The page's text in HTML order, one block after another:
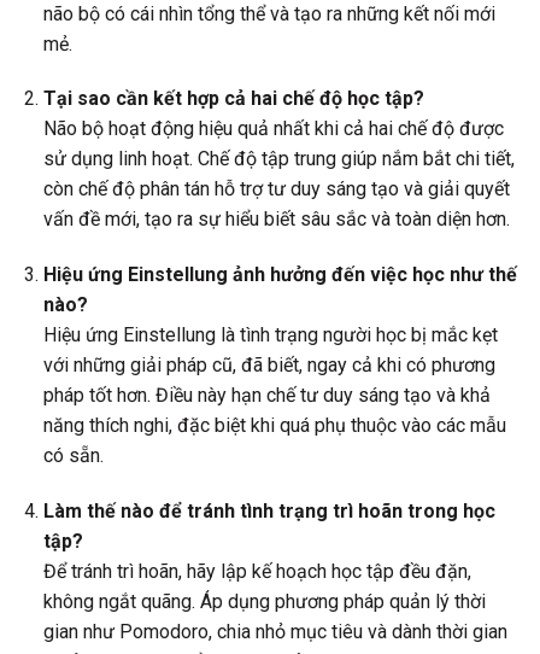
não bộ có cái nhìn tổng thể và tạo ra những kết nối mới
mẻ.
Tại sao cần kết hợp cả hai chế độ học tập?
Não bộ hoạt động hiệu quả nhất khi cả hai chế độ được
sử dụng linh hoạt. Chế độ tập trung giúp nắm bắt chi tiết,
còn chế độ phân tán hỗ trợ tư duy sáng tạo và giải quyết
vấn đề mới, tạo ra sự hiểu biết sâu sắc và toàn diện hơn.
Hiệu ứng Einstellung ảnh hưởng đến việc học như thế
nào?
Hiệu ứng Einstellung là tình trạng người học bị mắc kẹt
với những giải pháp cũ, đã biết, ngay cả khi có phương
pháp tốt hơn. Điều này hạn chế tư duy sáng tạo và khả
năng thích nghi, đặc biệt khi quá phụ thuộc vào các mẫu
có sẵn.
Làm thế nào để tránh tình trạng trì hoãn trong học
tập?
Để tránh trì hoãn, hãy lập kế hoạch học tập đều đặn,
không ngắt quãng. Áp dụng phương pháp quản lý thời
gian như Pomodoro, chia nhỏ mục tiêu và dành thời gian